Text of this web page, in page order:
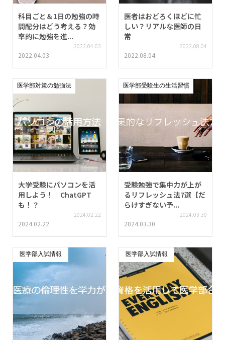
科目ごと＆1日の勉強の時
間配分はどう考える？効
率的に勉強を進...
2022.04.03
2022.04.03
医者はおどろくほどに忙
しい？リアルな医師の日
常
2022.08.04
2022.08.04
医学部対策の勉強法
大学受験にパソコンを活
用しよう！ ChatGPT
も！？
2024.02.22
2024.02.22
医学部受験生の生活習慣
受験勉強で集中力が上が
るリフレッシュ法7選【だ
らけすぎない予...
2024.03.30
2024.03.30
医学部入試情報 医学部入試情報